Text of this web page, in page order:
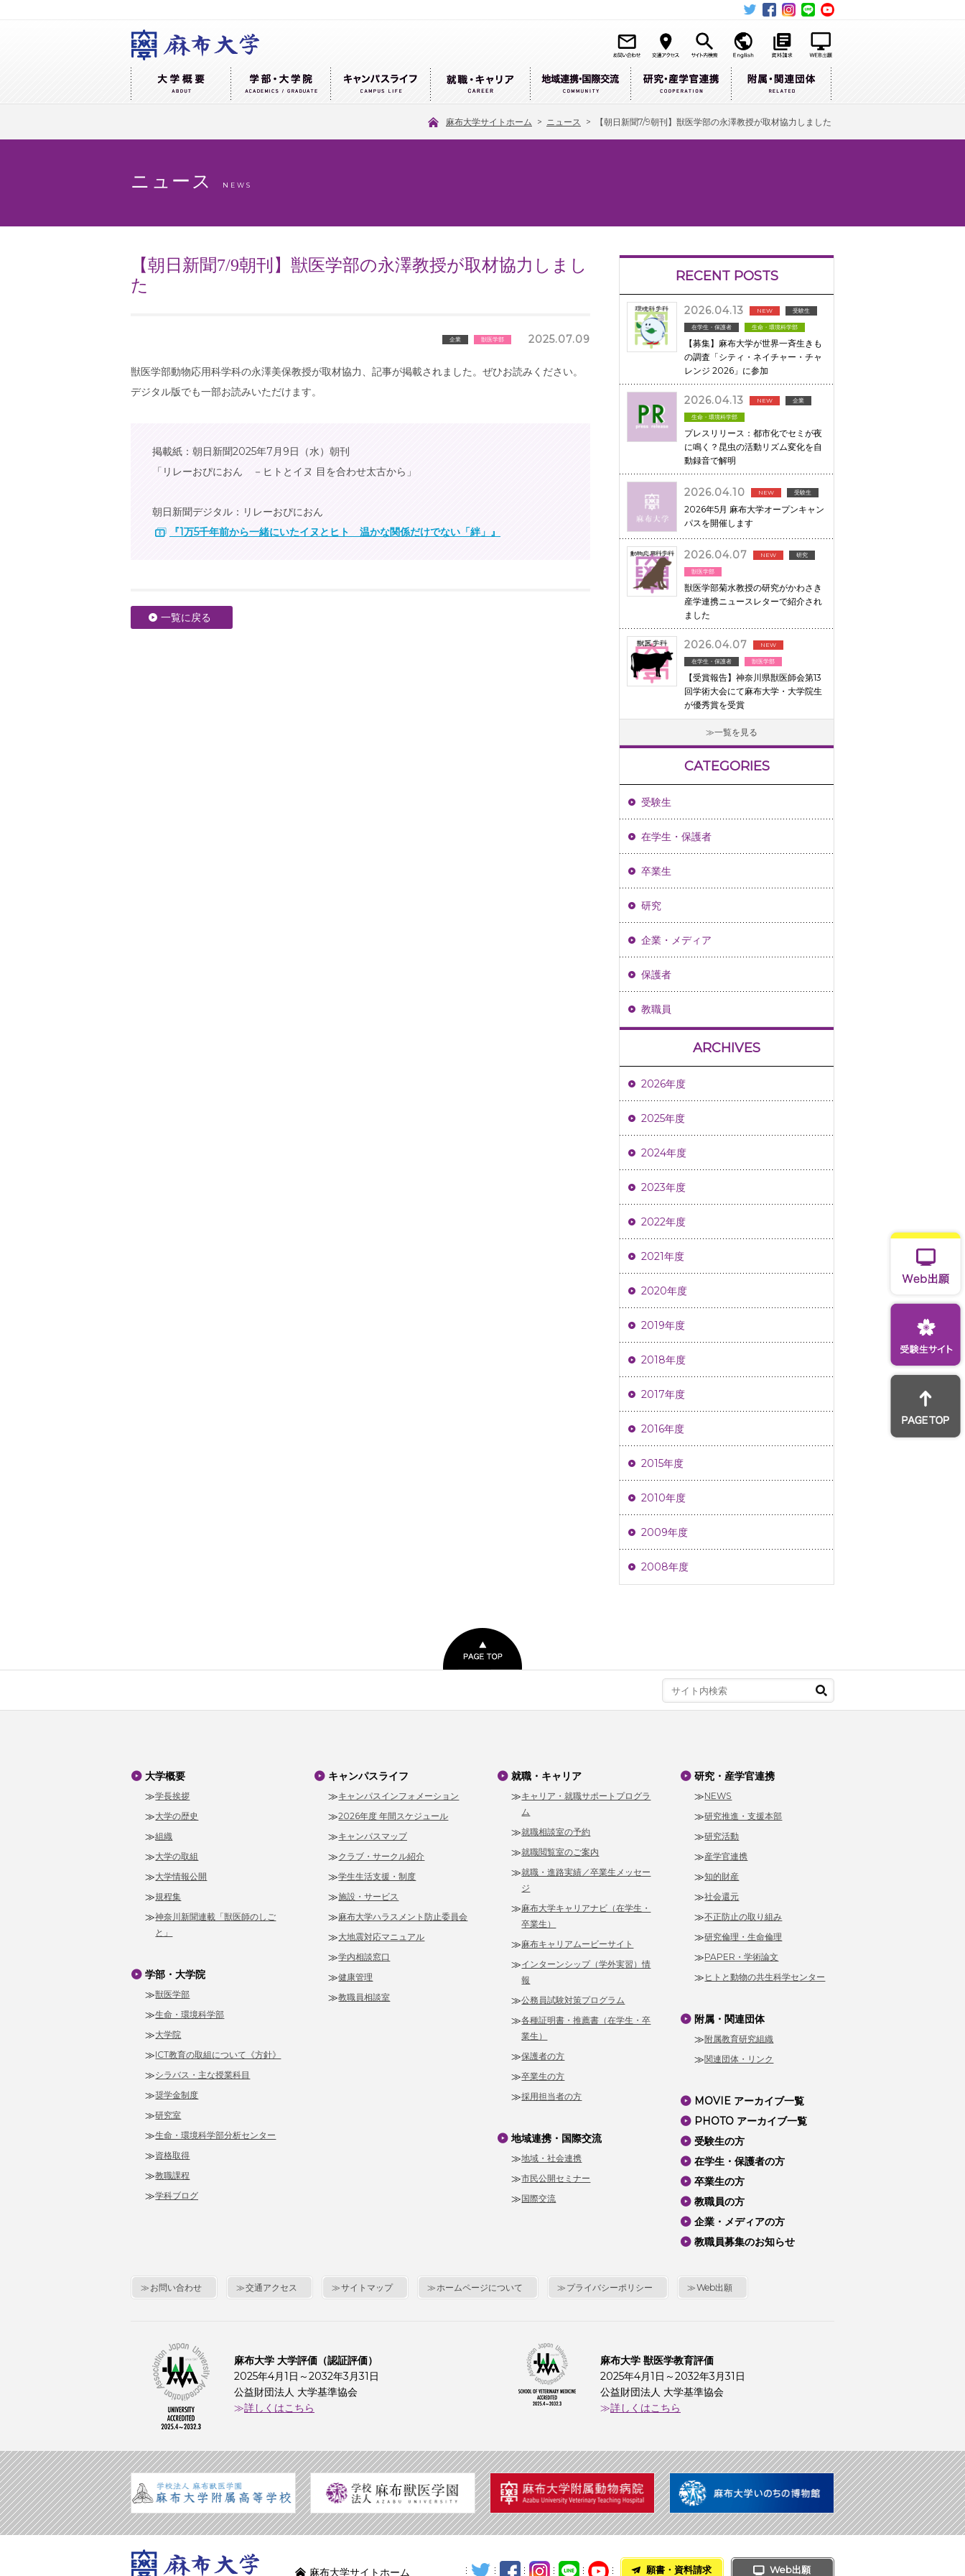
麻布大学サイトホーム > ニュース > 【朝日新聞7/9朝刊】獣医学部の永澤教授が取材協力しました
ニュース NEWS
【朝日新聞7/9朝刊】獣医学部の永澤教授が取材協力しまし
た
企業 獣医学部 2025.07.09
獣医学部動物応用科学科の永澤美保教授が取材協力、記事が掲載されました。ぜひお読みください。
デジタル版でも一部お読みいただけます。
掲載紙：朝日新聞2025年7月9日（水）朝刊
「リレーおぴにおん －ヒトとイヌ 目を合わせ太古から」
朝日新聞デジタル：リレーおぴにおん
『1万5千年前から一緒にいたイヌとヒト 温かな関係だけでない「絆」』
一覧に戻る
RECENT POSTS
2026.04.13 NEW 受験生
在学生・保護者 生命・環境科学部
【募集】麻布大学が世界一斉生きも
の調査「シティ・ネイチャー・チャ
レンジ 2026」に参加
2026.04.13 NEW 企業
生命・環境科学部
プレスリリース：都市化でセミが夜
に鳴く？昆虫の活動リズム変化を自
動録音で解明
2026.04.10 NEW 受験生
2026年5月 麻布大学オープンキャン
パスを開催します
2026.04.07 NEW 研究
獣医学部
獣医学部菊水教授の研究がかわさき
産学連携ニュースレターで紹介され
ました
2026.04.07 NEW
在学生・保護者 獣医学部
【受賞報告】神奈川県獣医師会第13
回学術大会にて麻布大学・大学院生
が優秀賞を受賞
一覧を見る
CATEGORIES
受験生
在学生・保護者
卒業生
研究
企業・メディア
保護者
教職員
ARCHIVES
2026年度
2025年度
2024年度
2023年度
2022年度
2021年度
2020年度
2019年度
2018年度
2017年度
2016年度
2015年度
2010年度
2009年度
2008年度
大学概要
学長挨拶
大学の歴史
組織
大学の取組
大学情報公開
規程集
神奈川新聞連載「獣医師のしご
と」
学部・大学院
獣医学部
生命・環境科学部
大学院
ICT教育の取組について《方針》
シラバス・主な授業科目
奨学金制度
研究室
生命・環境科学部分析センター
資格取得
教職課程
学科ブログ
キャンパスライフ
キャンパスインフォメーション
2026年度 年間スケジュール
キャンパスマップ
クラブ・サークル紹介
学生生活支援・制度
施設・サービス
麻布大学ハラスメント防止委員会
大地震対応マニュアル
学内相談窓口
健康管理
教職員相談室
就職・キャリア
キャリア・就職サポートプログラ
ム
就職相談室の予約
就職閲覧室のご案内
就職・進路実績／卒業生メッセー
ジ
麻布大学キャリアナビ（在学生・
卒業生）
麻布キャリアムービーサイト
インターンシップ（学外実習）情
報
公務員試験対策プログラム
各種証明書・推薦書（在学生・卒
業生）
保護者の方
卒業生の方
採用担当者の方
地域連携・国際交流
地域・社会連携
市民公開セミナー
国際交流
研究・産学官連携
NEWS
研究推進・支援本部
研究活動
産学官連携
知的財産
社会還元
不正防止の取り組み
研究倫理・生命倫理
PAPER・学術論文
ヒトと動物の共生科学センター
附属・関連団体
附属教育研究組織
関連団体・リンク
MOVIE アーカイブ一覧
PHOTO アーカイブ一覧
受験生の方
在学生・保護者の方
卒業生の方
教職員の方
企業・メディアの方
教職員募集のお知らせ
お問い合わせ 交通アクセス サイトマップ ホームページについて プライバシーポリシー Web出願
麻布大学 大学評価（認証評価）
2025年4月1日～2032年3月31日
公益財団法人 大学基準協会
詳しくはこちら
麻布大学 獣医学教育評価
2025年4月1日～2032年3月31日
公益財団法人 大学基準協会
詳しくはこちら
麻布大学サイトホーム 願書・資料請求 Web出願